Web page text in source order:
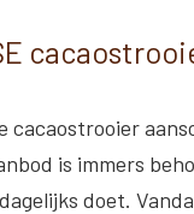
cacaostrooier
is immers
doet.